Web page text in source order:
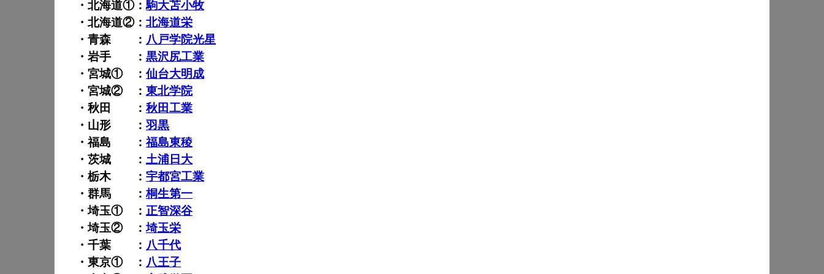
・北海道①：駒大苫小牧
・北海道②： 北海道栄
・青森 ： 八戸学院光星
・岩手 ： 黒沢尻工業
・宮城① ： 仙台大明成
・宮城② ： 東北学院
・秋田 ： 秋田工業
・山形 ：羽黒
・福島 ：福島東稜
・茨城 ： 土浦日大
・栃木 ： 宇都宮工業
・群馬 ：桐生第一
・埼玉① ： 正智深谷
・埼玉② ：埼玉栄
・千葉 ： 八千代
・東京① ： 八王子